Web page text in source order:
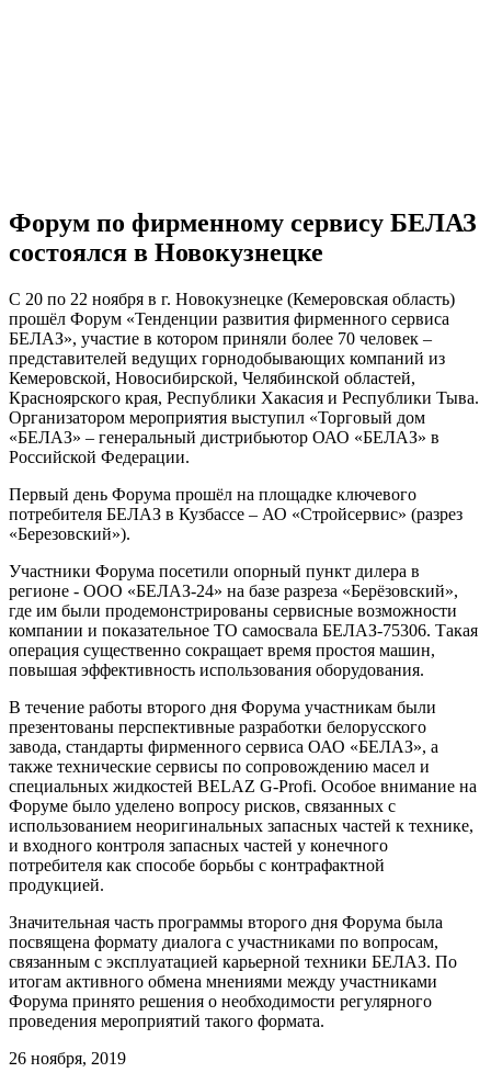
Форум по фирменному сервису БЕЛАЗ
состоялся в Новокузнецке
С 20 по 22 ноября в г. Новокузнецке (Кемеровская область)
прошёл Форум «Тенденции развития фирменного сервиса
БЕЛАЗ», участие в котором приняли более 70 человек –
представителей ведущих горнодобывающих компаний из
Кемеровской, Новосибирской, Челябинской областей,
Красноярского края, Республики Хакасия и Республики Тыва.
Организатором мероприятия выступил «Торговый дом
«БЕЛАЗ» – генеральный дистрибьютор ОАО «БЕЛАЗ» в
Российской Федерации.
Первый день Форума прошёл на площадке ключевого
потребителя БЕЛАЗ в Кузбассе – АО «Стройсервис» (разрез
«Березовский»).
Участники Форума посетили опорный пункт дилера в
регионе - ООО «БЕЛАЗ-24» на базе разреза «Берёзовский»,
где им были продемонстрированы сервисные возможности
компании и показательное ТО самосвала БЕЛАЗ-75306. Такая
операция существенно сокращает время простоя машин,
повышая эффективность использования оборудования.
В течение работы второго дня Форума участникам были
презентованы перспективные разработки белорусского
завода, стандарты фирменного сервиса ОАО «БЕЛАЗ», а
также технические сервисы по сопровождению масел и
специальных жидкостей BELAZ G-Profi. Особое внимание на
Форуме было уделено вопросу рисков, связанных с
использованием неоригинальных запасных частей к технике,
и входного контроля запасных частей у конечного
потребителя как способе борьбы с контрафактной
продукцией.
Значительная часть программы второго дня Форума была
посвящена формату диалога с участниками по вопросам,
связанным с эксплуатацией карьерной техники БЕЛАЗ. По
итогам активного обмена мнениями между участниками
Форума принято решения о необходимости регулярного
проведения мероприятий такого формата.
26 ноября, 2019